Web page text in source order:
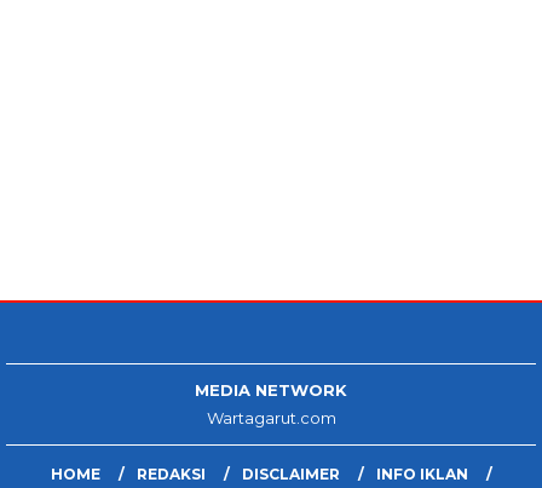
MEDIA NETWORK
Wartagarut.com
HOME REDAKSI DISCLAIMER INFO IKLAN